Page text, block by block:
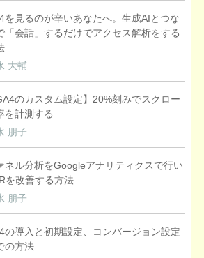
を見るのが辛いあなたへ。生成AIとつな
「会話」するだけでアクセス解析をする
大輔
のカスタム設定】20%刻みでスクロー
を計測する
朋子
ネル分析をGoogleアナリティクスで行い
を改善する方法
朋子
の導入と初期設定、コンバージョン設定
の方法